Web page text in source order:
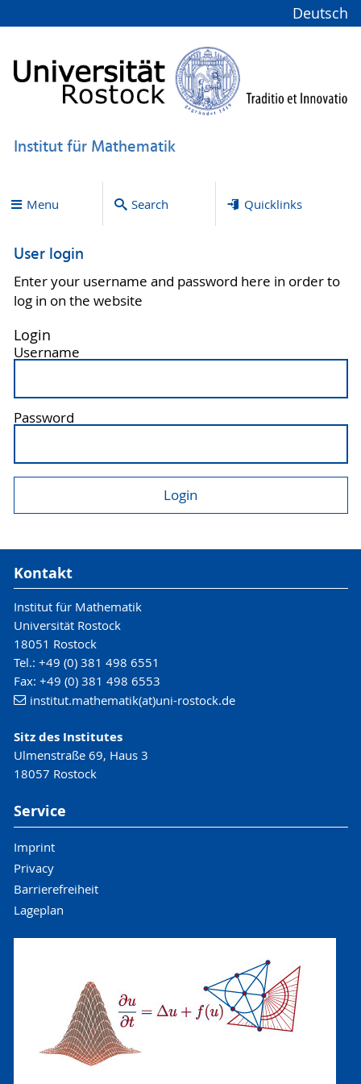
Deutsch
Institut für Mathematik
Menu Search Quicklinks
User login
Enter your username and password here in order to
log in on the website
Login
Username
Password
Kontakt
Institut für Mathematik
Universität Rostock
18051 Rostock
Tel.: +49 (0) 381 498 6551
Fax: +49 (0) 381 498 6553
institut.mathematik(at)uni-rostock.de
Sitz des Institutes
Ulmenstraße 69, Haus 3
18057 Rostock
Service
Imprint
Privacy
Barrierefreiheit
Lageplan